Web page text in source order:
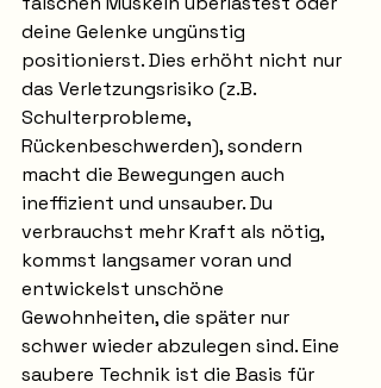
deine Gelenke ungünstig
positionierst. Dies erhöht nicht nur
das Verletzungsrisiko (z.B.
Schulterprobleme,
Rückenbeschwerden), sondern
macht die Bewegungen auch
ineffizient und unsauber. Du
verbrauchst mehr Kraft als nötig,
kommst langsamer voran und
entwickelst unschöne
Gewohnheiten, die später nur
schwer wieder abzulegen sind. Eine
saubere Technik ist die Basis für